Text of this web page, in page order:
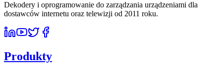
Dekodery i oprogramowanie do zarządzania urządzeniami dla
dostawców internetu oraz telewizji od 2011 roku.
Produkty